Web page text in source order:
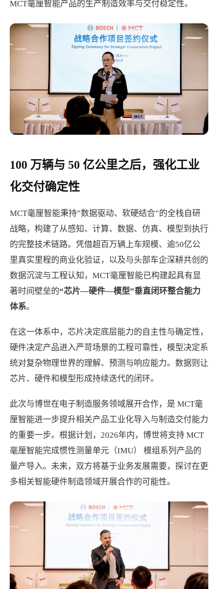
MCT毫厘智能产品的生产制造效率与交付稳定性。
100 万辆与 50 亿公里之后，强化工业
化交付确定性
MCT毫厘智能秉持”数据驱动、软硬结合”的全栈自研
战略，构建了从感知、计算、数据、仿真、模型到执行
的完整技术链路。凭借超百万辆上车规模、逾50亿公
里真实里程的商业化验证，以及与头部车企深耕共创的
数据沉淀与工程认知，MCT毫厘智能已构建起具有显
著时间壁垒的“芯片—硬件—模型”垂直闭环整合能力
体系。
在这一体系中，芯片决定底层能力的自主性与确定性，
硬件决定产品进入严苛场景的工程可靠性，模型决定系
统对复杂物理世界的理解、预测与响应能力。数据则让
芯片、硬件和模型形成持续迭代的闭环。
此次与博世在电子制造服务领域展开合作，是 MCT毫
厘智能进一步提升相关产品工业化导入与制造交付能力
的重要一步。根据计划，2026年内，博世将支持 MCT
毫厘智能完成惯性测量单元（IMU） 模组系列产品的
量产导入。未来，双方将基于业务发展需要，探讨在更
多相关智能硬件制造领域开展合作的可能性。